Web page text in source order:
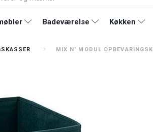
Badeværelse Køkken
MIX N' MODUL